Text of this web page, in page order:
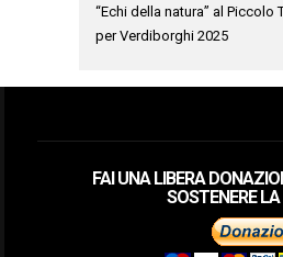
“Echi della natura” al Piccolo
per Verdiborghi 2025
FAI UNA LIBERA
SOSTENERE